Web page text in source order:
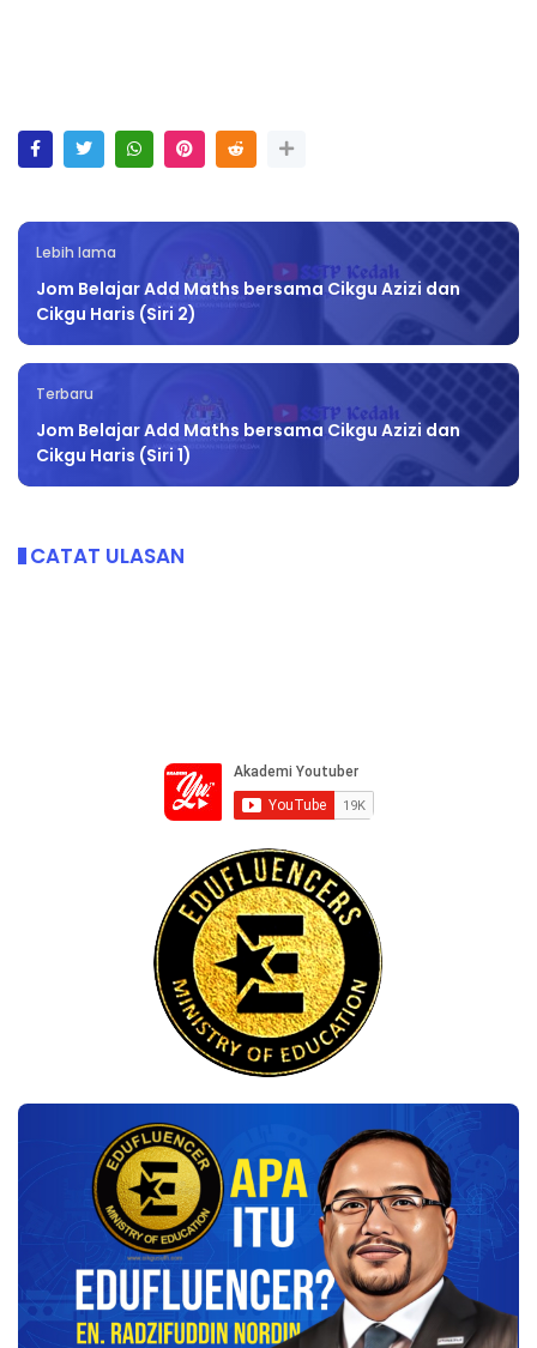
Lebih lama
Jom Belajar Add Maths bersama Cikgu Azizi dan
Cikgu Haris (Siri 2)
Terbaru
Jom Belajar Add Maths bersama Cikgu Azizi dan
Cikgu Haris (Siri 1)
CATAT ULASAN